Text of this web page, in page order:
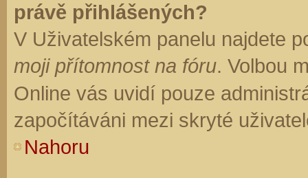
právě přihlášených?
V Uživatelském panelu najdete
moji přítomnost na fóru. Volbou
Online vás uvidí pouze
započítáváni mezi skryté
Nahoru